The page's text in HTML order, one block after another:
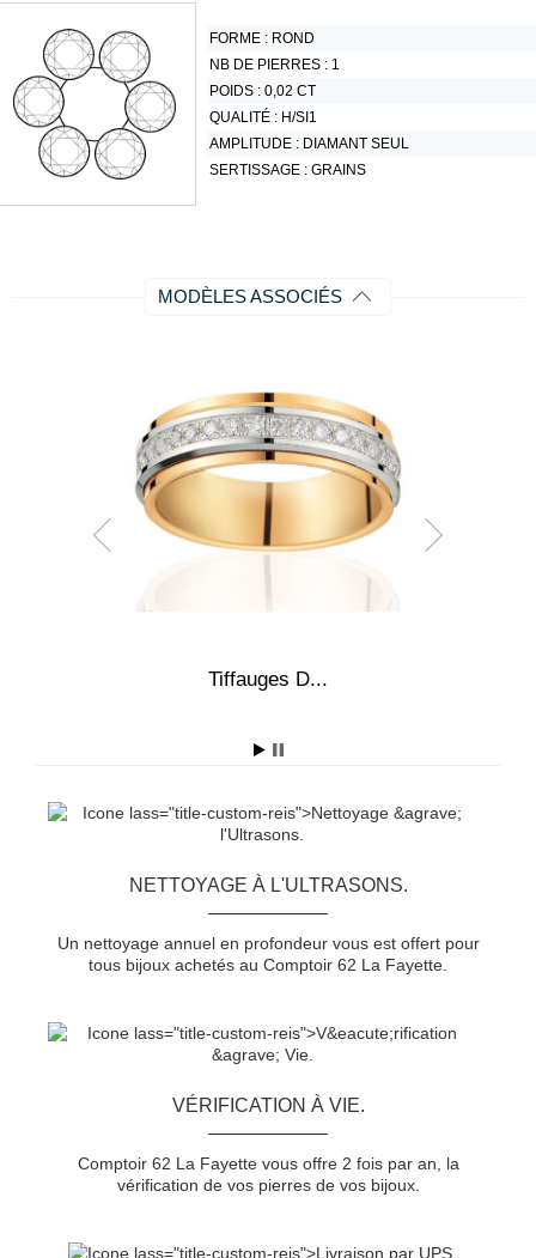
FORME : ROND
NB DE PIERRES : 1
POIDS :0,02 CT
QUALITÉ : H/SI1
AMPLITUDE : DIAMANT SEUL
SERTISSAGE :GRAINS
MODÈLES ASSOCIÉS
Tiffauges D...
NETTOYAGE À L'ULTRASONS.
Un nettoyage annuel en profondeur vous est offert pour
tous bijoux achetés au Comptoir 62 La Fayette.
VÉRIFICATION À VIE.
Comptoir 62 La Fayette vous offre 2 fois par an, la
vérification de vos pierres de vos bijoux.